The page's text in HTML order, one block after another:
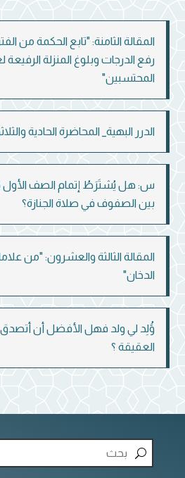
المقالة الثامنة: "تابع الحكمة من
رفع الدرجات وبلوغ المنزلة الرفيعة
المحتسبين"
الدرر البهية_ المحاضرة الحادية
س: هل يُشتَرَطُ إتمام الصف الأول
بين الصفوف في صلاة الجنازة؟
المقالة الثالثة والعشرون: "من
الدخان"
وًُلِد لي ولد فهل الأفضل أن أتصدق
العقيقة ؟